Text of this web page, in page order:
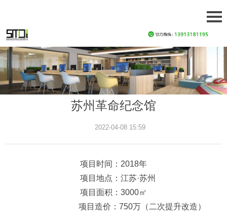
苏州革命纪念馆
2022-04-08 15:59
项目时间：2018年
项目地点：江苏·苏州
项目面积：3000㎡
项目造价：750万（二次提升改造）